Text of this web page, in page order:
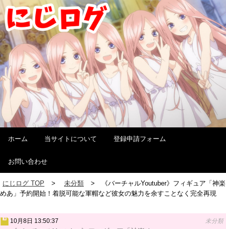
ホーム 当サイトについて 登録申請フォーム
お問い合わせ
にじログ TOP 未分類
《バーチャルYoutuber》フィギュア「神楽
めあ」予約開始！着脱可能な軍帽など彼女の魅力を余すことなく完全再現
10月8日 13:50:37 未分類